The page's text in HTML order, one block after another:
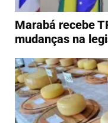
Marabá recebe
mudanças na